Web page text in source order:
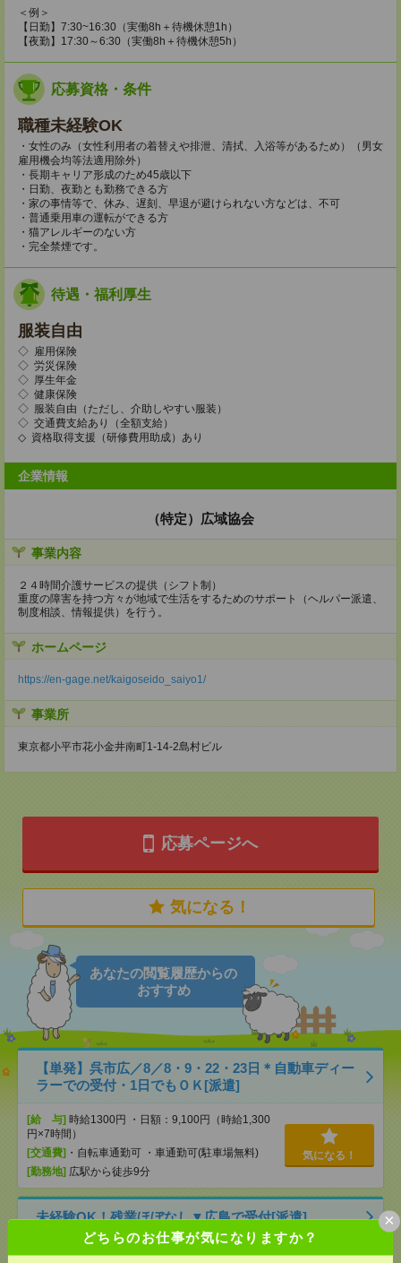
どちらのお仕事が気になりますか？
×
＜例＞
【日勤】7:30~16:30（実働8h＋待機休憩1h）
【夜勤】17:30～6:30（実働8h＋待機休憩5h）
応募資格・条件
職種未経験OK
・女性のみ（女性利用者の着替えや排泄、清拭、入浴等があるため）（男女
雇用機会均等法適用除外）
・長期キャリア形成のため45歳以下
・日勤、夜勤とも勤務できる方
・家の事情等で、休み、遅刻、早退が避けられない方などは、不可
・普通乗用車の運転ができる方
・猫アレルギーのない方
・完全禁煙です。
待遇・福利厚生
服装自由
◇ 雇用保険
◇ 労災保険
◇ 厚生年金
◇ 健康保険
◇ 服装自由（ただし、介助しやすい服装）
◇ 交通費支給あり（全額支給）
◇ 資格取得支援（研修費用助成）あり
企業情報
（特定）広域協会
事業内容
２４時間介護サービスの提供（シフト制）
重度の障害を持つ方々が地域で生活をするためのサポート（ヘルパー派遣、
制度相談、情報提供）を行う。
ホームページ
https://en-gage.net/kaigoseido_saiyo1/
事業所
東京都小平市花小金井南町1-14-2島村ビル
応募ページへ
気になる！
あなたの閲覧履歴からの
おすすめ
【単発】呉市広／8／8・9・22・23日＊自動車ディー
ラーでの受付・1日でもＯＫ[派遣]
[給 与] 時給1300円 ・日額：9,100円（時給1,300
円×7時間）
[交通費] ・自転車通勤可 ・車通勤可(駐車場無料)
[勤務地] 広駅から徒歩9分
気になる！
未経験OK！残業ほぼなし▼広島で受付[派遣]